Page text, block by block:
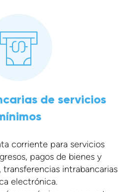
de servicios
corriente para servicios
pagos de bienes y
transferencias intrabancarias
electrónica.